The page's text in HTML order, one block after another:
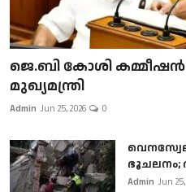
ജെ.ബി കോശി കമ്മീഷൻ
മുഖ്യമന്ത്രി
Admin Jun 25, 2026 0
ഭൂചലനം;
Admin Jun